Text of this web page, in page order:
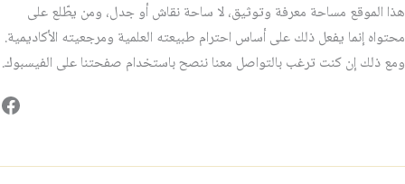
هذا الموقع مساحة معرفة وتوثيق، لا ساحة نقاش أو جدل، ومن يطّلع على
محتواه إنما يفعل ذلك على أساس احترام طبيعته العلمية ومرجعيته الأكاديمية.
ومع ذلك إن كنت ترغب بالتواصل معنا ننصح باستخدام صفحتنا على الفيسبوك.